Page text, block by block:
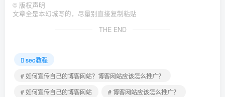
© 版权声明
文章全是本幻城写的，尽量别直接复制粘贴
THE END
seo教程
# 如何宣传自己的博客网站？博客网站应该怎么推广？
# 如何宣传自己的博客网站
# 博客网站应该怎么推广？